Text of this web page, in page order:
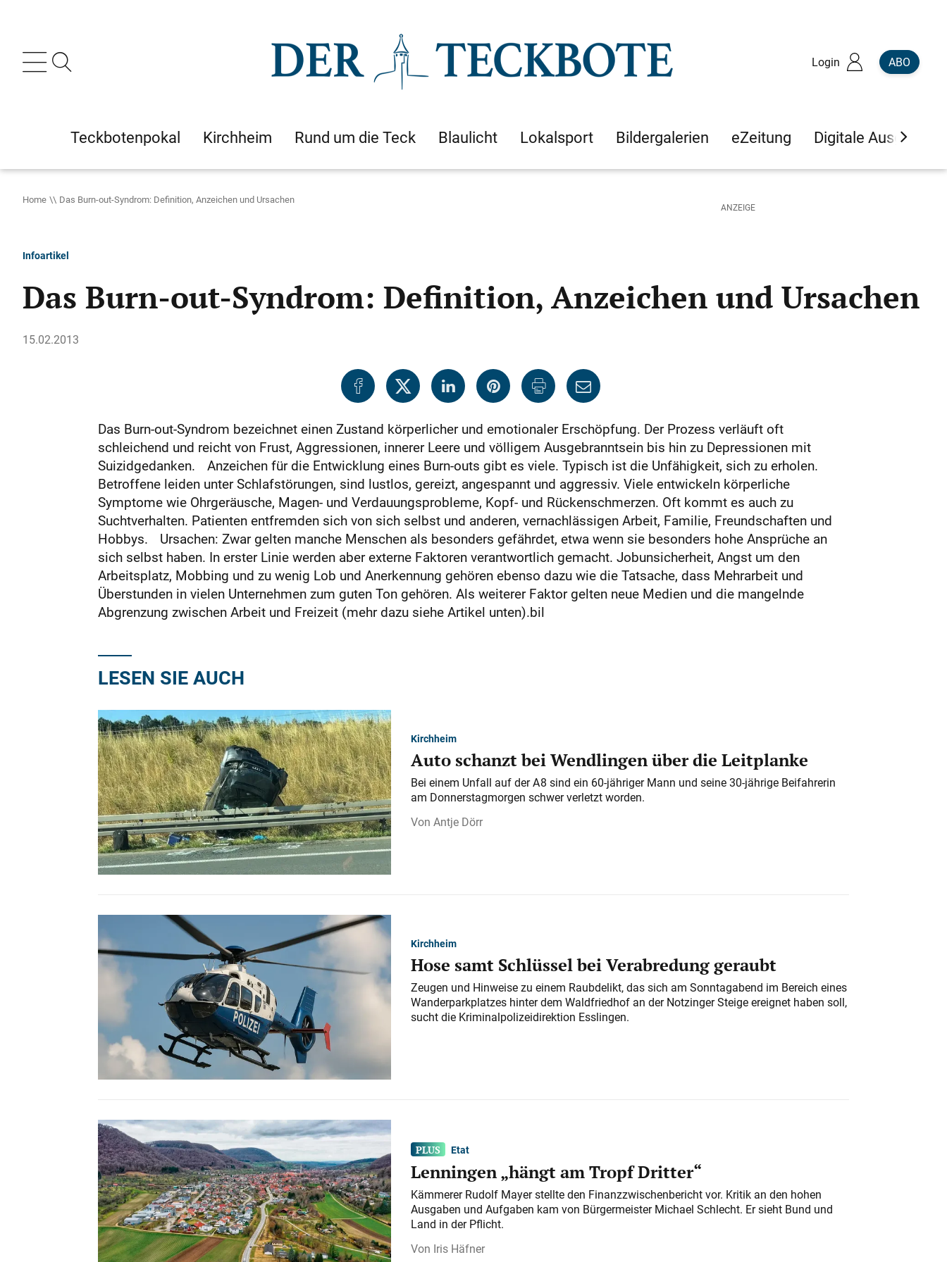
Login ABO
Teckbotenpokal Kirchheim Rund um die Teck Blaulicht Lokalsport Bildergalerien eZeitung Digitale Ausgaben
Home Das Burn-out-Syndrom: Definition, Anzeichen und Ursachen
Infoartikel
Das Burn-out-Syndrom: Definition, Anzeichen und Ursachen
15.02.2013
Das Burn-out-Syndrom bezeichnet einen Zustand körperlicher und emotionaler Erschöpfung. Der Prozess verläuft oft
schleichend und reicht von Frust, Aggressionen, innerer Leere und völligem Ausgebranntsein bis hin zu Depressionen mit
Suizidgedanken. Anzeichen für die Entwicklung eines Burn-outs gibt es viele. Typisch ist die Unfähigkeit, sich zu erholen.
Betroffene leiden unter Schlafstörungen, sind lustlos, gereizt, angespannt und aggressiv. Viele entwickeln körperliche
Symptome wie Ohrgeräusche, Magen- und Verdauungsprobleme, Kopf- und Rückenschmerzen. Oft kommt es auch zu
Suchtverhalten. Patienten entfremden sich von sich selbst und anderen, vernachlässigen Arbeit, Familie, Freundschaften und
Hobbys. Ursachen: Zwar gelten manche Menschen als besonders gefährdet, etwa wenn sie besonders hohe Ansprüche an
sich selbst haben. In erster Linie werden aber externe Faktoren verantwortlich gemacht. Jobunsicherheit, Angst um den
Arbeitsplatz, Mobbing und zu wenig Lob und Anerkennung gehören ebenso dazu wie die Tatsache, dass Mehrarbeit und
Überstunden in vielen Unternehmen zum guten Ton gehören. Als weiterer Faktor gelten neue Medien und die mangelnde
Abgrenzung zwischen Arbeit und Freizeit (mehr dazu siehe Artikel unten).bil
LESEN SIE AUCH
Kirchheim
Auto schanzt bei Wendlingen über die Leitplanke
Bei einem Unfall auf der A 8 sind ein 60-jähriger Mann und seine 30-jährige Beifahrerin
am Donnerstagmorgen schwer verletzt worden.
Antje Dörr
Kirchheim
Hose samt Schlüssel bei Verabredung geraubt
Zeugen und Hinweise zu einem Raubdelikt, das sich am Sonntagabend im Bereich eines
Wanderparkplatzes hinter dem Waldfriedhof an der Notzinger Steige ereignet haben soll,
sucht die Kriminalpolizeidirektion Esslingen.
Etat
Lenningen „hängt am Tropf Dritter“
Kämmerer Rudolf Mayer stellte den Finanzzwischenbericht vor. Kritik an den hohen
Ausgaben und Aufgaben kam von Bürgermeister Michael Schlecht. Er sieht Bund und
Land in der Pflicht.
Iris Häfner